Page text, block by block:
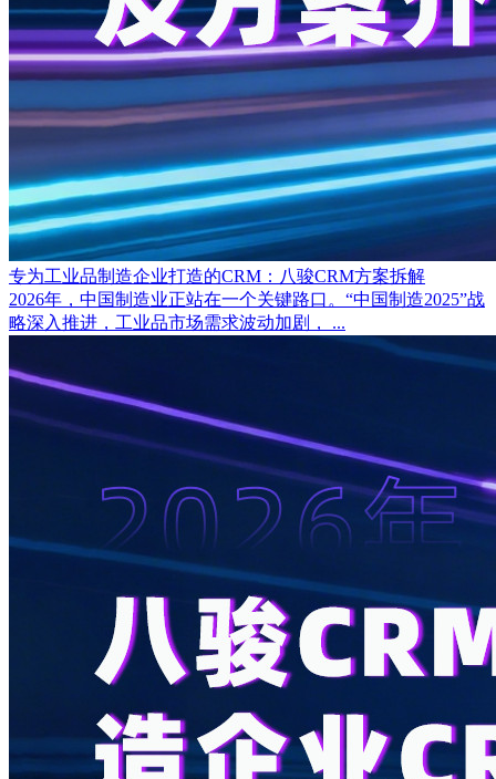
专为工业品制造企业打造的CRM：八骏CRM方案拆解
2026年，中国制造业正站在一个关键路口。“中国制造2025”战
略深入推进，工业品市场需求波动加剧， ...